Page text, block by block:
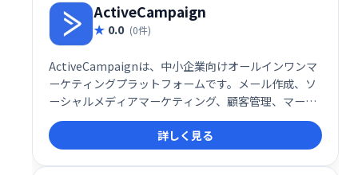
ActiveCampaign
0.0 (0件)
ActiveCampaignは、中小企業向けオールインワンマ
ーケティングプラットフォームです。メール作成、ソ
ーシャルメディアマーケティング、顧客管理、マーケ
ティング自動化などを統合し、ユーザーフレンドリー
なインターフェースで提供します。世界10万社以上が
利用し、ビジネス成長を支援しています。魅力的なメ
ール配信や高度な自動化で、顧客エンゲージメントを
詳しく見る